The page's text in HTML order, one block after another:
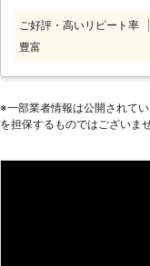
ご好評・高いリピート率
豊富
※⼀部業者情報は公開されて
を担保するものではございませ